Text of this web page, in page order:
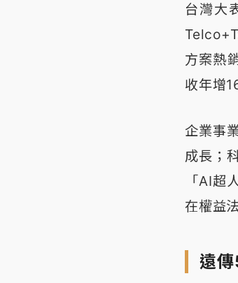
台灣大
方案熱
收年增
企業事
成長；
「AI超
在權益
遠